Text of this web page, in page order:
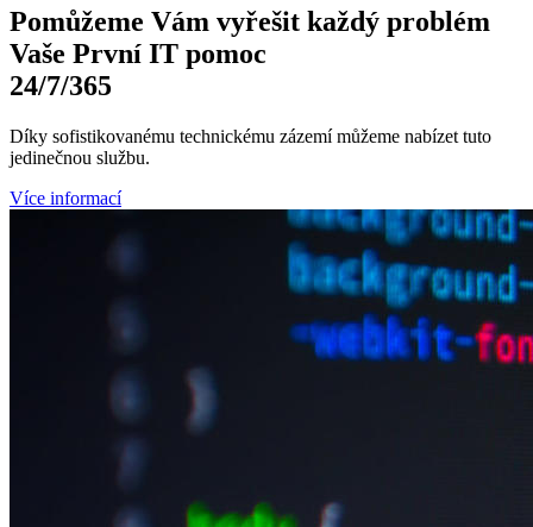
Pomůžeme Vám vyřešit každý problém
Vaše První IT pomoc
24/7/365
Díky sofistikovanému technickému zázemí můžeme nabízet tuto
jedinečnou službu.
Více informací